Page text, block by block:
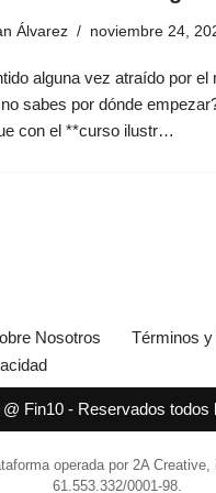
Álvarez noviembre 24,
alguna vez atraído por el
sabes por dónde
con el **curso ilustr…
Nosotros
Términos
Fin10 - Reservados todos
operada por 2A
61.553.332/0001-98.